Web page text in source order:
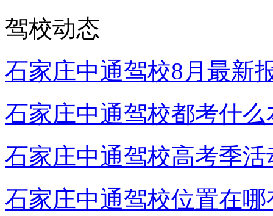
驾校动态
石家庄中通驾校8月最新
石家庄中通驾校都考什么
石家庄中通驾校高考季
石家庄中通驾校位置在